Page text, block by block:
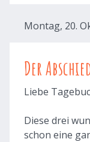
Montag, 20.
Der
Liebe
Diese drei
schon eine